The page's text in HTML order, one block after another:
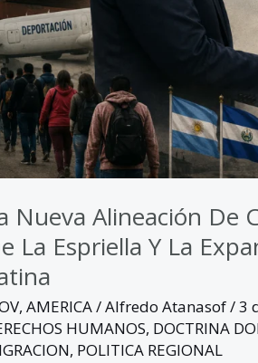
Nueva Alineación De
La Espriella Y La
, AMERICA/Alfredo Atanasof/3
HUMANOS, DOCTRINA
, POLITICA REGIONAL